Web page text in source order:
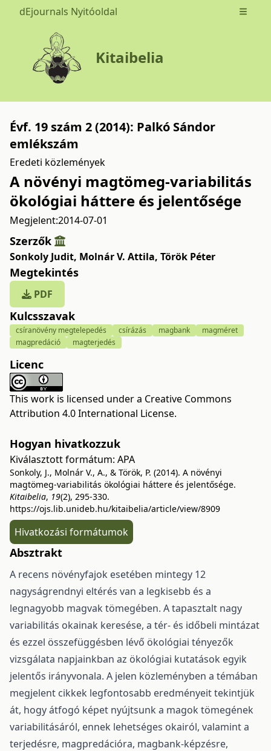
dEjournals Nyitóoldal Open
Kitaibelia
Évf. 19 szám 2 (2014): Palkó Sándor
emlékszám
Eredeti közlemények
A növényi magtömeg-variabilitás
ökológiai háttere és jelentősége
Megjelent:2014-07-01
Szerzők
Sonkoly Judit, Molnár V. Attila, Török Péter
Megtekintés
PDF
Kulcsszavak
csíranövény megtelepedés csírázás magbank
magméret
magpredáció
magterjedés
Licenc
This work is licensed under a Creative Commons
Attribution 4.0 International License.
Hogyan hivatkozzuk
Kiválasztott formátum: APA
Sonkoly, J., Molnár V., A., & Török, P. (2014). A növényi
magtömeg-variabilitás ökológiai háttere és jelentősége.
Kitaibelia, 19(2), 295-330.
https://ojs.lib.unideb.hu/kitaibelia/article/view/8909
Hivatkozási formátumok
Absztrakt
A recens növényfajok esetében mintegy 12
nagyságrendnyi eltérés van a legkisebb és a
legnagyobb magvak tömegében. A tapasztalt nagy
variabilitás okainak keresése, a tér- és időbeli mintázat
és ezzel összefüggésben lévő ökológiai tényezők
vizsgálata napjainkban az ökológiai kutatások egyik
jelentős irányvonala. A jelen közleményben a témában
megjelent cikkek legfontosabb eredményeit tekintjük
át, hogy átfogó képet nyújtsunk a magok tömegének
variabilitásáról, ennek lehetséges okairól, valamint a
terjedésre, magpredációra, magbank-képzésre,